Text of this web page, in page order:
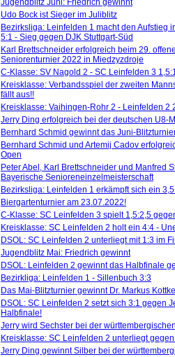
Jugendblitz Juni: Friedrich gewinnt
Udo Bock ist Sieger im Juliblitz
Bezirksliga: Leinfelden 1 macht den Aufstieg
5:1 - Sieg gegen DJK Stuttgart-Süd
Karl Brettschneider erfolgreich beim 29.
Seniorenturnier 2022 in Miedzyzdroje
C-Klasse: SV Nagold 2 - SC Leinfelden 3
Kreisklasse: Verbandsspiel der zweiten
fällt aus!!
Kreisklasse: Vaihingen-Rohr 2 - Leinfelden 2
Jerry Ding erfolgreich bei der deutschen U8-
Bernhard Schmid gewinnt das Juni-
Bernhard Schmid und Artemij Cadov
Open
Peter Abel, Karl Brettschneider und Manfred
Bayerische Senioreneinzelmeisterschaft
Bezirksliga: Leinfelden 1 erkämpft sich ein
Biergartenturnier am 23.07.2022!
C-Klasse: SC Leinfelden 3 spielt 1,5:2,5
Kreisklasse: SC Leinfelden 2 holt ein 4:4 -
DSOL: SC Leinfelden 2 unterliegt mit 1:3 im
Jugendblitz Mai: Friedrich gewinnt
DSOL: Leinfelden 2 gewinnt das Halbfinale
Bezirkliga: Leinfelden 1 - Sillenbuch 3:3
Das Mai-Blitzturnier gewinnt Dr. Markus
DSOL: SC Leinfelden 2 setzt sich 3:1 gegen
Halbfinale!
Jerry wird Sechster bei der
Kreisklasse: SC Leinfelden 2 unterliegt
Jerry Ding gewinnt Silber bei der